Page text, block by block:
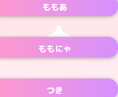
ももあ
ももにゃ
つき